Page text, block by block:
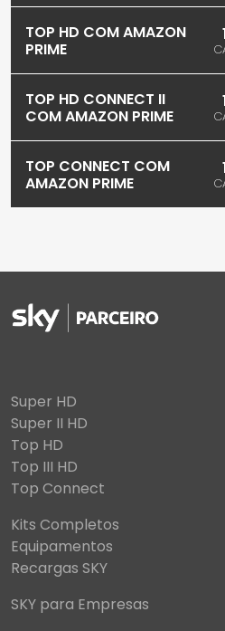
TOP HD COM AMAZON
PRIME
TOP HD CONNECT II
COM AMAZON PRIME
TOP CONNECT COM
AMAZON PRIME
Super HD
Super II HD
Top HD
Top III HD
Top Connect
Kits Completos
Equipamentos
Recargas SKY
SKY para Empresas